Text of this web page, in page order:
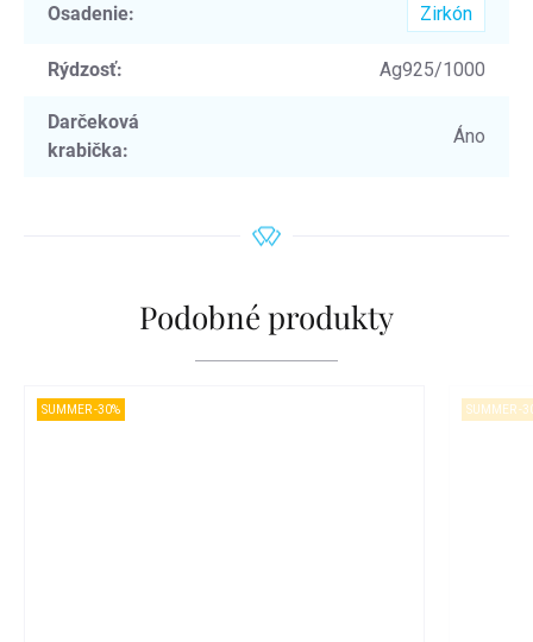
Osadenie: Zirkón
Rýdzosť: Ag925/1000
Darčeková
krabička:
Áno
Podobné produkty
SUMMER -30% SUMMER -